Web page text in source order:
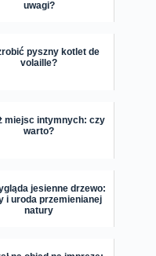
uwagi?
pyszny kotlet de
volaille?
miejsc intymnych: czy
warto?
jesienne drzewo:
i uroda przemienianej
natury